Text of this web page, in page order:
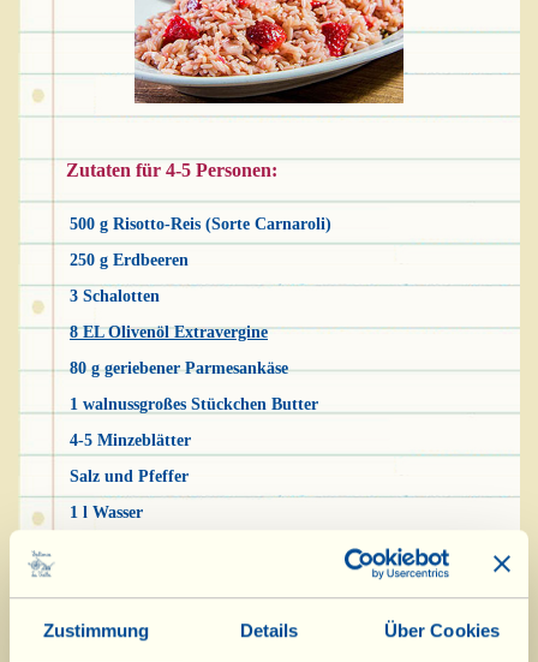
Zustimmung Details Über Cookies
Zutaten für 4-5 Personen:
500 g Risotto-Reis (Sorte Carnaroli)
250 g Erdbeeren
3 Schalotten
8 EL Olivenöl Extravergine
80 g geriebener Parmesankäse
1 walnussgroßes Stückchen Butter
4-5 Minzeblätter
Salz und Pfeffer
1 l Wasser
ein wenig Petersilie: 2-3 Stängel